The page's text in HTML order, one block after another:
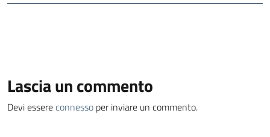
Lascia un commento
Devi essere connesso per inviare un commento.